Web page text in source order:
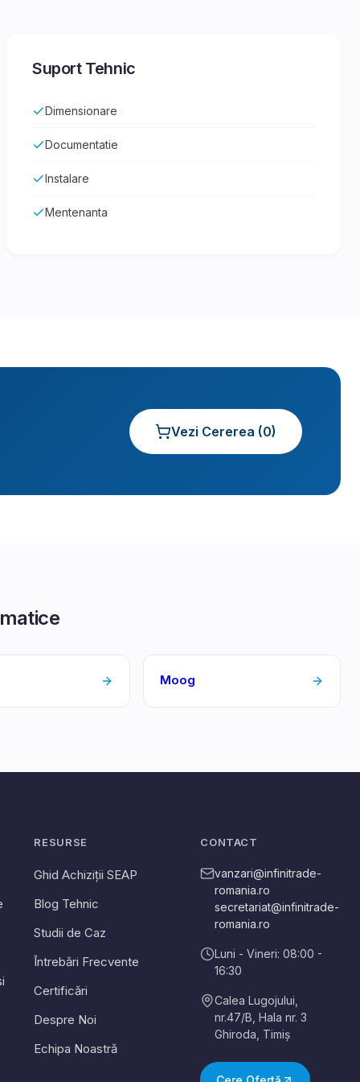
Suport Tehnic
Dimensionare
Documentatie
Instalare
Mentenanta
Vezi Cererea (0)
Moog
RESURSE
Ghid Achiziții SEAP
Blog Tehnic
Studii de Caz
Întrebări Frecvente
Certificări
Despre Noi
Echipa Noastră
CONTACT
vanzari@infinitrade-
romania.ro
secretariat@infinitrade-
romania.ro
Luni - Vineri: 08:00 -
16:30
Calea Lugojului,
nr.47/B, Hala nr. 3
Ghiroda Timiș